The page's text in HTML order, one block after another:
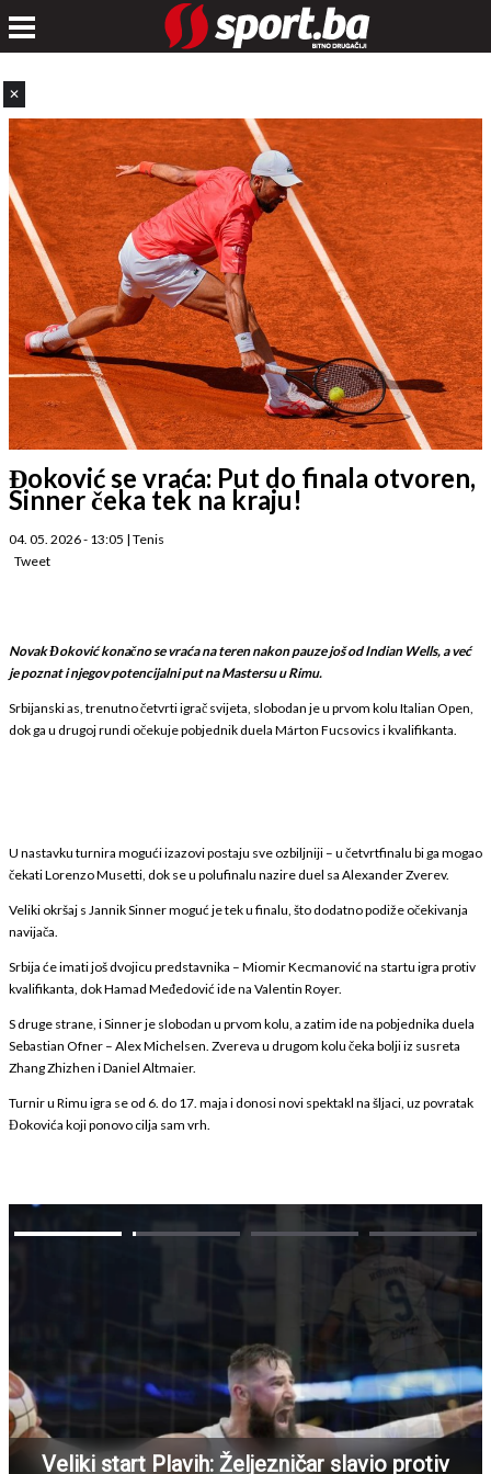
✕
Đoković se vraća: Put do finala otvoren,
Sinner čeka tek na kraju!
04. 05. 2026 - 13:05 | Tenis
Tweet
Novak Đoković konačno se vraća na teren nakon pauze još od Indian Wells, a već
je poznat i njegov potencijalni put na Mastersu u Rimu.
Srbijanski as, trenutno četvrti igrač svijeta, slobodan je u prvom kolu Italian Open,
dok ga u drugoj rundi očekuje pobjednik duela Márton Fucsovics i kvalifikanta.
U nastavku turnira mogući izazovi postaju sve ozbiljniji – u četvrtfinalu bi ga mogao
čekati Lorenzo Musetti, dok se u polufinalu nazire duel sa Alexander Zverev.
Veliki okršaj s Jannik Sinner moguć je tek u finalu, što dodatno podiže očekivanja
navijača.
Srbija će imati još dvojicu predstavnika – Miomir Kecmanović na startu igra protiv
kvalifikanta, dok Hamad Međedović ide na Valentin Royer.
S druge strane, i Sinner je slobodan u prvom kolu, a zatim ide na pobjednika duela
Sebastian Ofner – Alex Michelsen. Zvereva u drugom kolu čeka bolji iz susreta
Zhang Zhizhen i Daniel Altmaier.
Turnir u Rimu igra se od 6. do 17. maja i donosi novi spektakl na šljaci, uz povratak
Đokovića koji ponovo cilja sam vrh.
Veliki start Plavih: Željezničar slavio protiv